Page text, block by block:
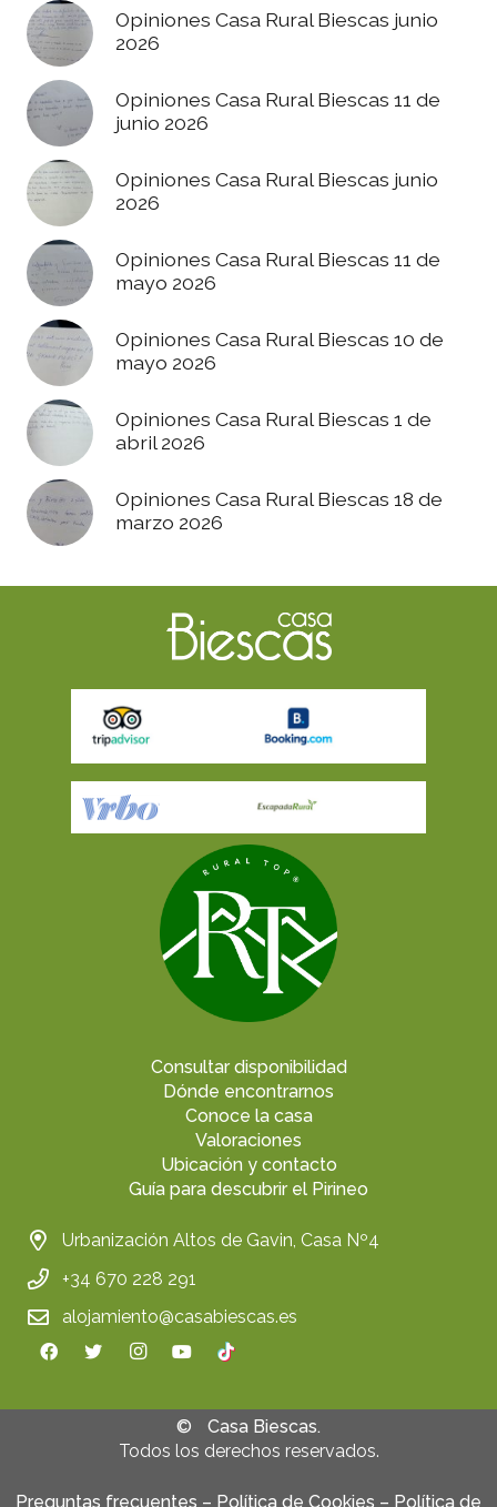
Opiniones Casa Rural Biescas junio
2026
Opiniones Casa Rural Biescas 11 de
junio 2026
Opiniones Casa Rural Biescas junio
2026
Opiniones Casa Rural Biescas 11 de
mayo 2026
Opiniones Casa Rural Biescas 10 de
mayo 2026
Opiniones Casa Rural Biescas 1 de
abril 2026
Opiniones Casa Rural Biescas 18 de
marzo 2026
Consultar disponibilidad
Dónde encontrarnos
Conoce la casa
Valoraciones
Ubicación y contacto
Guía para descubrir el Pirineo
Urbanización Altos de Gavin, Casa Nº4
+34 670 228 291
alojamiento@casabiescas.es
©
Casa Biescas.
Todos los derechos reservados.
Preguntas frecuentes – Política de Cookies – Política de